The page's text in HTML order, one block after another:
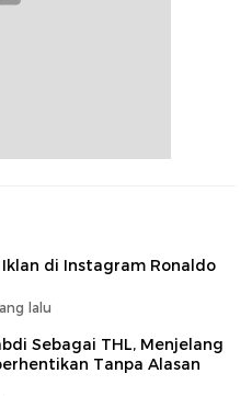
Iklan di Instagram Ronaldo
lalu
Sebagai THL, Menjelang
Tanpa Alasan